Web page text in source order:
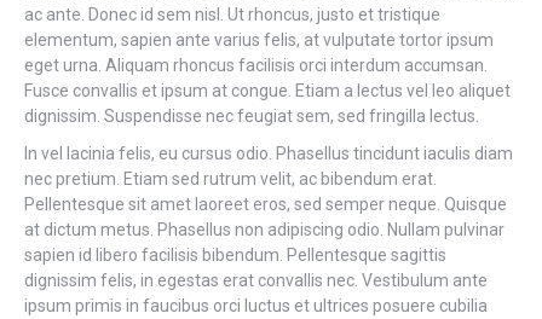
ac ante. Donec id sem nisl. Ut rhoncus, justo et tristique
elementum, sapien ante varius felis, at vulputate tortor ipsum
eget urna. Aliquam rhoncus facilisis orci interdum accumsan.
Fusce convallis et ipsum at congue. Etiam a lectus vel leo aliquet
dignissim. Suspendisse nec feugiat sem, sed fringilla lectus.
In vel lacinia felis, eu cursus odio. Phasellus tincidunt iaculis diam
nec pretium. Etiam sed rutrum velit, ac bibendum erat.
Pellentesque sit amet laoreet eros, sed semper neque. Quisque
at dictum metus. Phasellus non adipiscing odio. Nullam pulvinar
sapien id libero facilisis bibendum. Pellentesque sagittis
dignissim felis, in egestas erat convallis nec. Vestibulum ante
ipsum primis in faucibus orci luctus et ultrices posuere cubilia